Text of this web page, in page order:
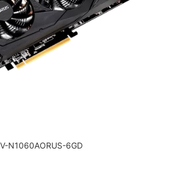
N1060AORUS-6GD